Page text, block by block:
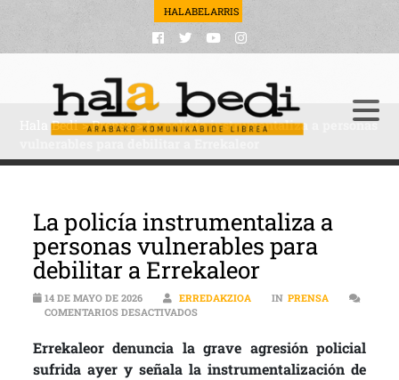
HALABELARRIS
Hala Bedi>Prensa>La policía instrumentaliza a personas
La policía instrumentaliza a
personas vulnerables para
debilitar a Errekaleor
14 DE MAYO DE 2026 ERREDAKZIOA IN PRENSA
COMENTARIOS DESACTIVADOSEN LA POLICÍA INSTRUMENTALIZA A
Errekaleor denuncia la grave agresión policial
sufrida ayer y señala la instrumentalización de